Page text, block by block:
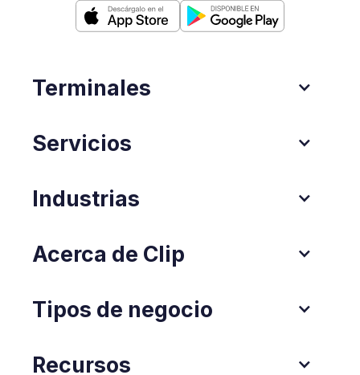
Terminales
Servicios
Industrias
Acerca de Clip
Tipos de negocio
Recursos